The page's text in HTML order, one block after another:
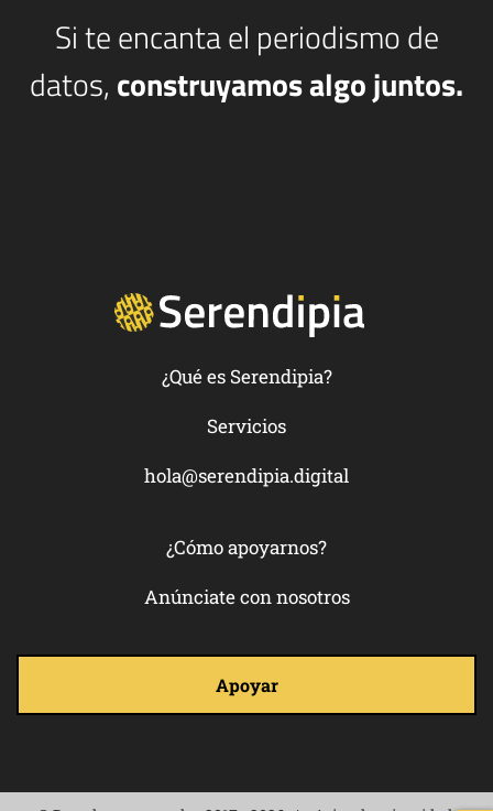
Si te encanta el periodismo de
datos, construyamos algo juntos.
¿Qué es Serendipia?
Servicios
hola@serendipia.digital
¿Cómo apoyarnos?
Anúnciate con nosotros
Apoyar